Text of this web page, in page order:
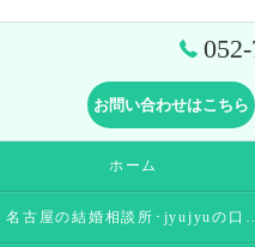
お問い合わせはこちら
ホーム
名古屋の結婚相談所